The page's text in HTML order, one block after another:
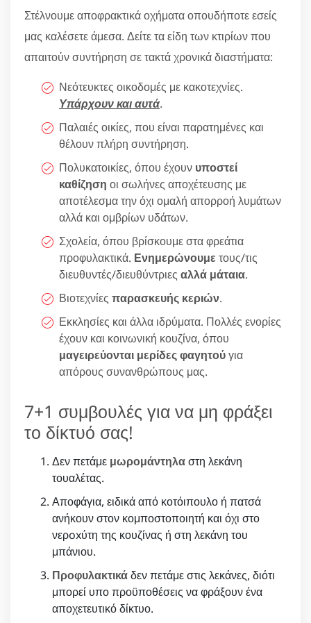
Στέλνουμε αποφρακτικά οχήματα οπουδήποτε εσείς
μας καλέσετε άμεσα. Δείτε τα είδη των κτιρίων που
απαιτούν συντήρηση σε τακτά χρονικά διαστήματα:
Νεότευκτες οικοδομές με κακοτεχνίες.
Υπάρχουν και αυτά.
Παλαιές οικίες, που είναι παρατημένες και
θέλουν πλήρη συντήρηση.
Πολυκατοικίες, όπου έχουν υποστεί
καθίζηση οι σωλήνες αποχέτευσης με
αποτέλεσμα την όχι ομαλή απορροή λυμάτων
αλλά και ομβρίων υδάτων.
Σχολεία, όπου βρίσκουμε στα φρεάτια
προφυλακτικά. Ενημερώνουμε τους/τις
διευθυντές/διευθύντριες αλλά μάταια.
Βιοτεχνίες παρασκευής κεριών.
Εκκλησίες και άλλα ιδρύματα. Πολλές ενορίες
έχουν και κοινωνική κουζίνα, όπου
μαγειρεύονται μερίδες φαγητούγια
απόρους συνανθρώπους μας.
7+1 συμβουλές για να μη φράξει
το δίκτυό σας!
Δεν πετάμε μωρομάντηλαστη λεκάνη
τουαλέτας.
Αποφάγια, ειδικά από κοτόιπουλο ή πατσά
ανήκουν στον κομποστοποιητή και όχι στο
νερoxύτη της κουζίνας ή στη λεκάνη του
μπάνιου.
Προφυλακτικάδεν πετάμε στις λεκάνες, διότι
μπορεί υπο προϋποθέσεις να φράξουν ένα
αποχετευτικό δίκτυο.